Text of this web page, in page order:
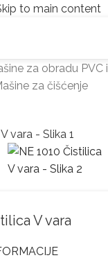
to main content
za obradu PVC
za čišćenje
V vara